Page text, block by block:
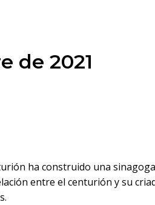
de 2021
ha construido una
entre el centurión y su